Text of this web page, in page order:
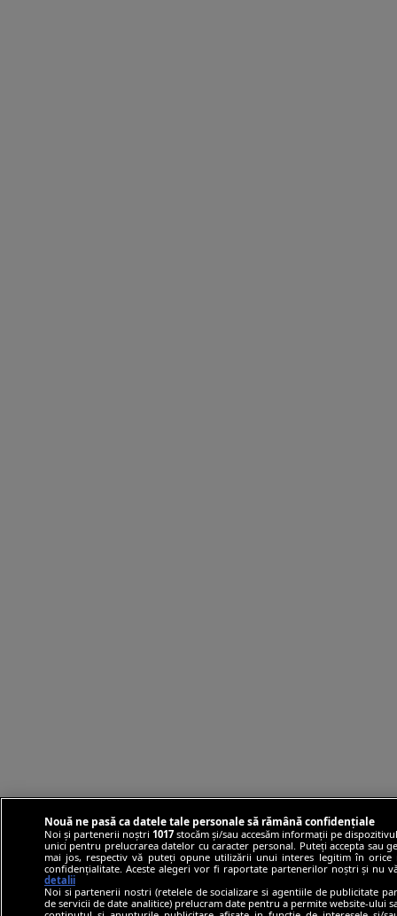
Nouă ne pasă ca datele tale personale să rămână confidențiale
Noi și partenerii noștri 1017stocăm și/sau accesăm informații pe
unici pentru prelucrarea datelor cu caracter personal. Puteți accepta sau
mai jos, respectiv vă puteți opune utilizării unui interes legitim în
confidențialitate. Aceste alegeri vor fi raportate partenerilor noștri și nu
detalii
Noi si partenerii nostri (retelele de socializare si agentiile de publicitate
de servicii de date analitice) prelucram date pentru a permite website-ului